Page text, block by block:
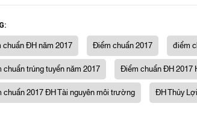
ĐH năm 2017 Điểm chuẩn 2017
điểm
trúng tuyển năm 2017
Điểm chuẩn ĐH 2017
2017 ĐH Tài nguyên môi trường
ĐH Thủy Lợi